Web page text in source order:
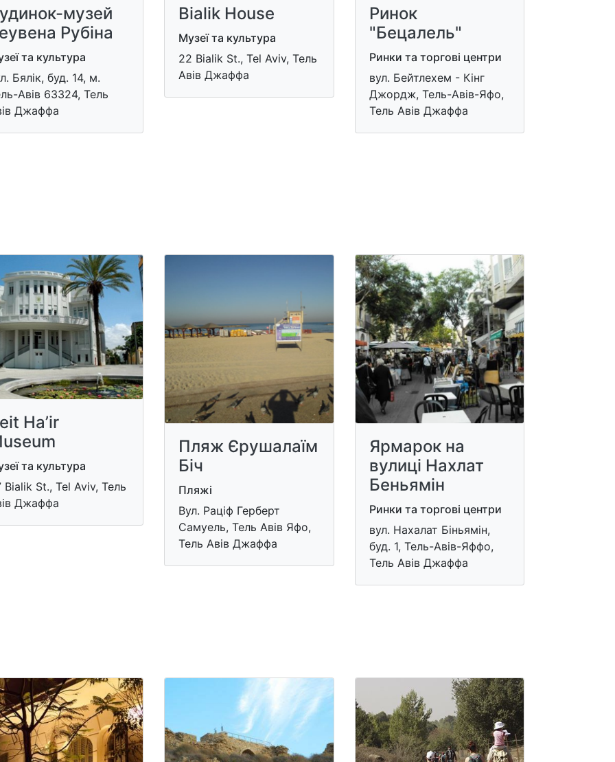
музей
Рубіна
та культура
Бялік, буд. 14, м.
Авів​ 63324, Тель
Джаффа
Bialik House
Музеї та культура
22 Bialik St., Tel Aviv, Тель
Авів Джаффа
Ринок
"Бецалель"
Ринки та торгові центри
вул. Бейтлехем - Кінг
Джордж, Тель-Авів-Яфо,
Тель Авів Джаффа
Ha’ir
та культура
Bialik St., Tel Aviv, Тель
Джаффа
Пляж Єрушалаїм
Біч
Пляжі
Вул. Раціф Герберт
Самуель, Тель Авів Яфо,
Тель Авів Джаффа
Ярмарок на
вулиці Нахлат
Беньямін
Ринки та торгові центри
вул. Нахалат Біньямін,
буд. 1, Тель-Авів-Яффо,
Тель Авів Джаффа